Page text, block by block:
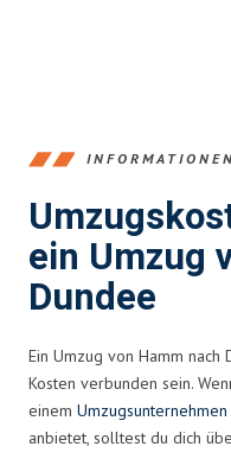
ein Umzug
Dundee
Ein Umzug von Hamm nach
Kosten verbunden sein.
einem Umzugsunternehmen
anbietet, solltest du dich